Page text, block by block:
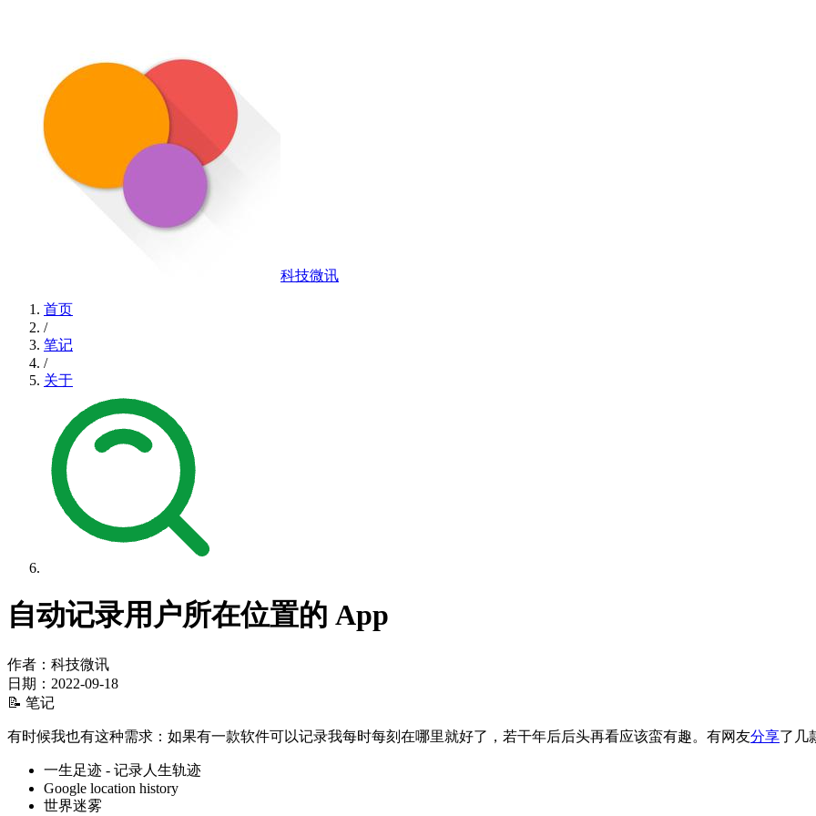
科技微讯
首页
/
笔记
/
关于
自动记录用户所在位置的 App
作者：科技微讯
日期： 2022-09-18
📝 笔记
有时候我也有这种需求：如果有一款软件可以记录我每时每刻在哪里就好了，若干年后后头再看应该蛮有趣。有网友分享了几
一生足迹 - 记录人生轨迹
Google location history
世界迷雾